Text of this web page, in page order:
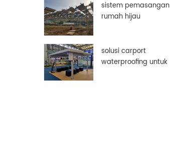
sistem pemasangan
rumah hijau
solusi carport
waterproofing untuk